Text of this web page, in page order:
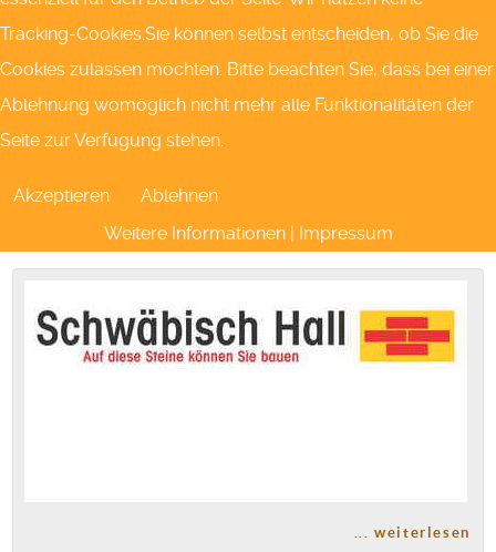
... weiterlesen
Tracking-Cookies.Sie können selbst entscheiden, ob Sie die
Cookies zulassen möchten. Bitte beachten Sie, dass bei einer
Ablehnung womöglich nicht mehr alle Funktionalitäten der
Seite zur Verfügung stehen.
Akzeptieren
Ablehnen
Weitere Informationen| Impressum